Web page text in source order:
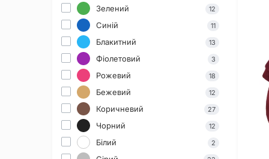
Зелений 12
Синій 11
Блакитний 13
Фіолетовий 3
Рожевий 18
Бежевий 12
Коричневий 27
Чорний 12
Білий 2